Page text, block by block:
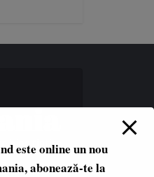
este online un nou
abonează-te la